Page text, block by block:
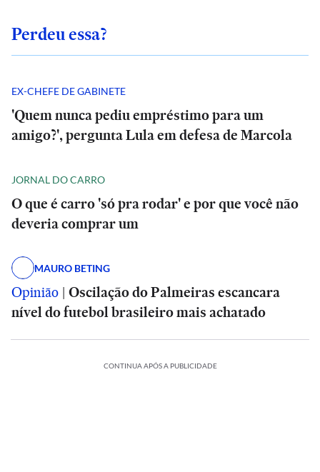
Perdeu essa?
EX-CHEFE DE GABINETE
'Quem nunca pediu empréstimo para um
amigo?', pergunta Lula em defesa de Marcola
JORNAL DO CARRO
O que é carro 'só pra rodar' e por que você não
deveria comprar um
MAURO BETING
Opinião | Oscilação do Palmeiras escancara
nível do futebol brasileiro mais achatado
CONTINUA APÓS A PUBLICIDADE